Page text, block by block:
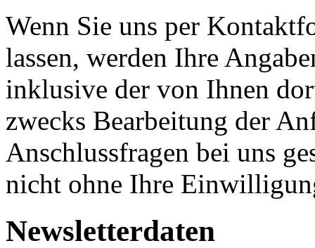
Wenn Sie uns per
lassen, werden Ihre
inklusive der von Ihnen
zwecks Bearbeitung der
Anschlussfragen bei uns
nicht ohne Ihre
Newsletterdaten